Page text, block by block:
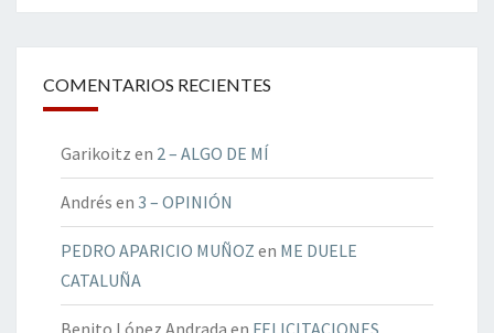
COMENTARIOS RECIENTES
Garikoitz en 2 – ALGO DE MÍ
Andrés en 3 – OPINIÓN
PEDRO APARICIO MUÑOZ en ME DUELE
CATALUÑA